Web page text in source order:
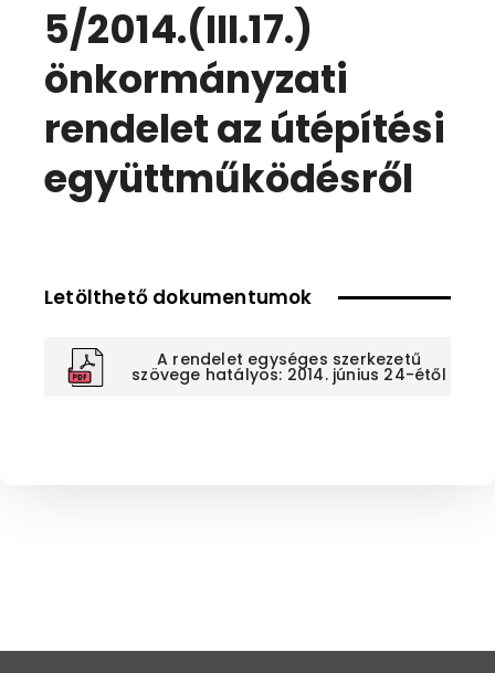
5/2014.(III.17.)
önkormányzati
rendelet az útépítési
együttműködésről
Letölthető dokumentumok
A rendelet egységes szerkezetű
szövege hatályos: 2014. június 24-étől